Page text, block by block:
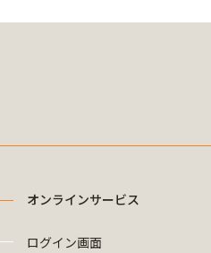
オンラインサービス
ログイン画面